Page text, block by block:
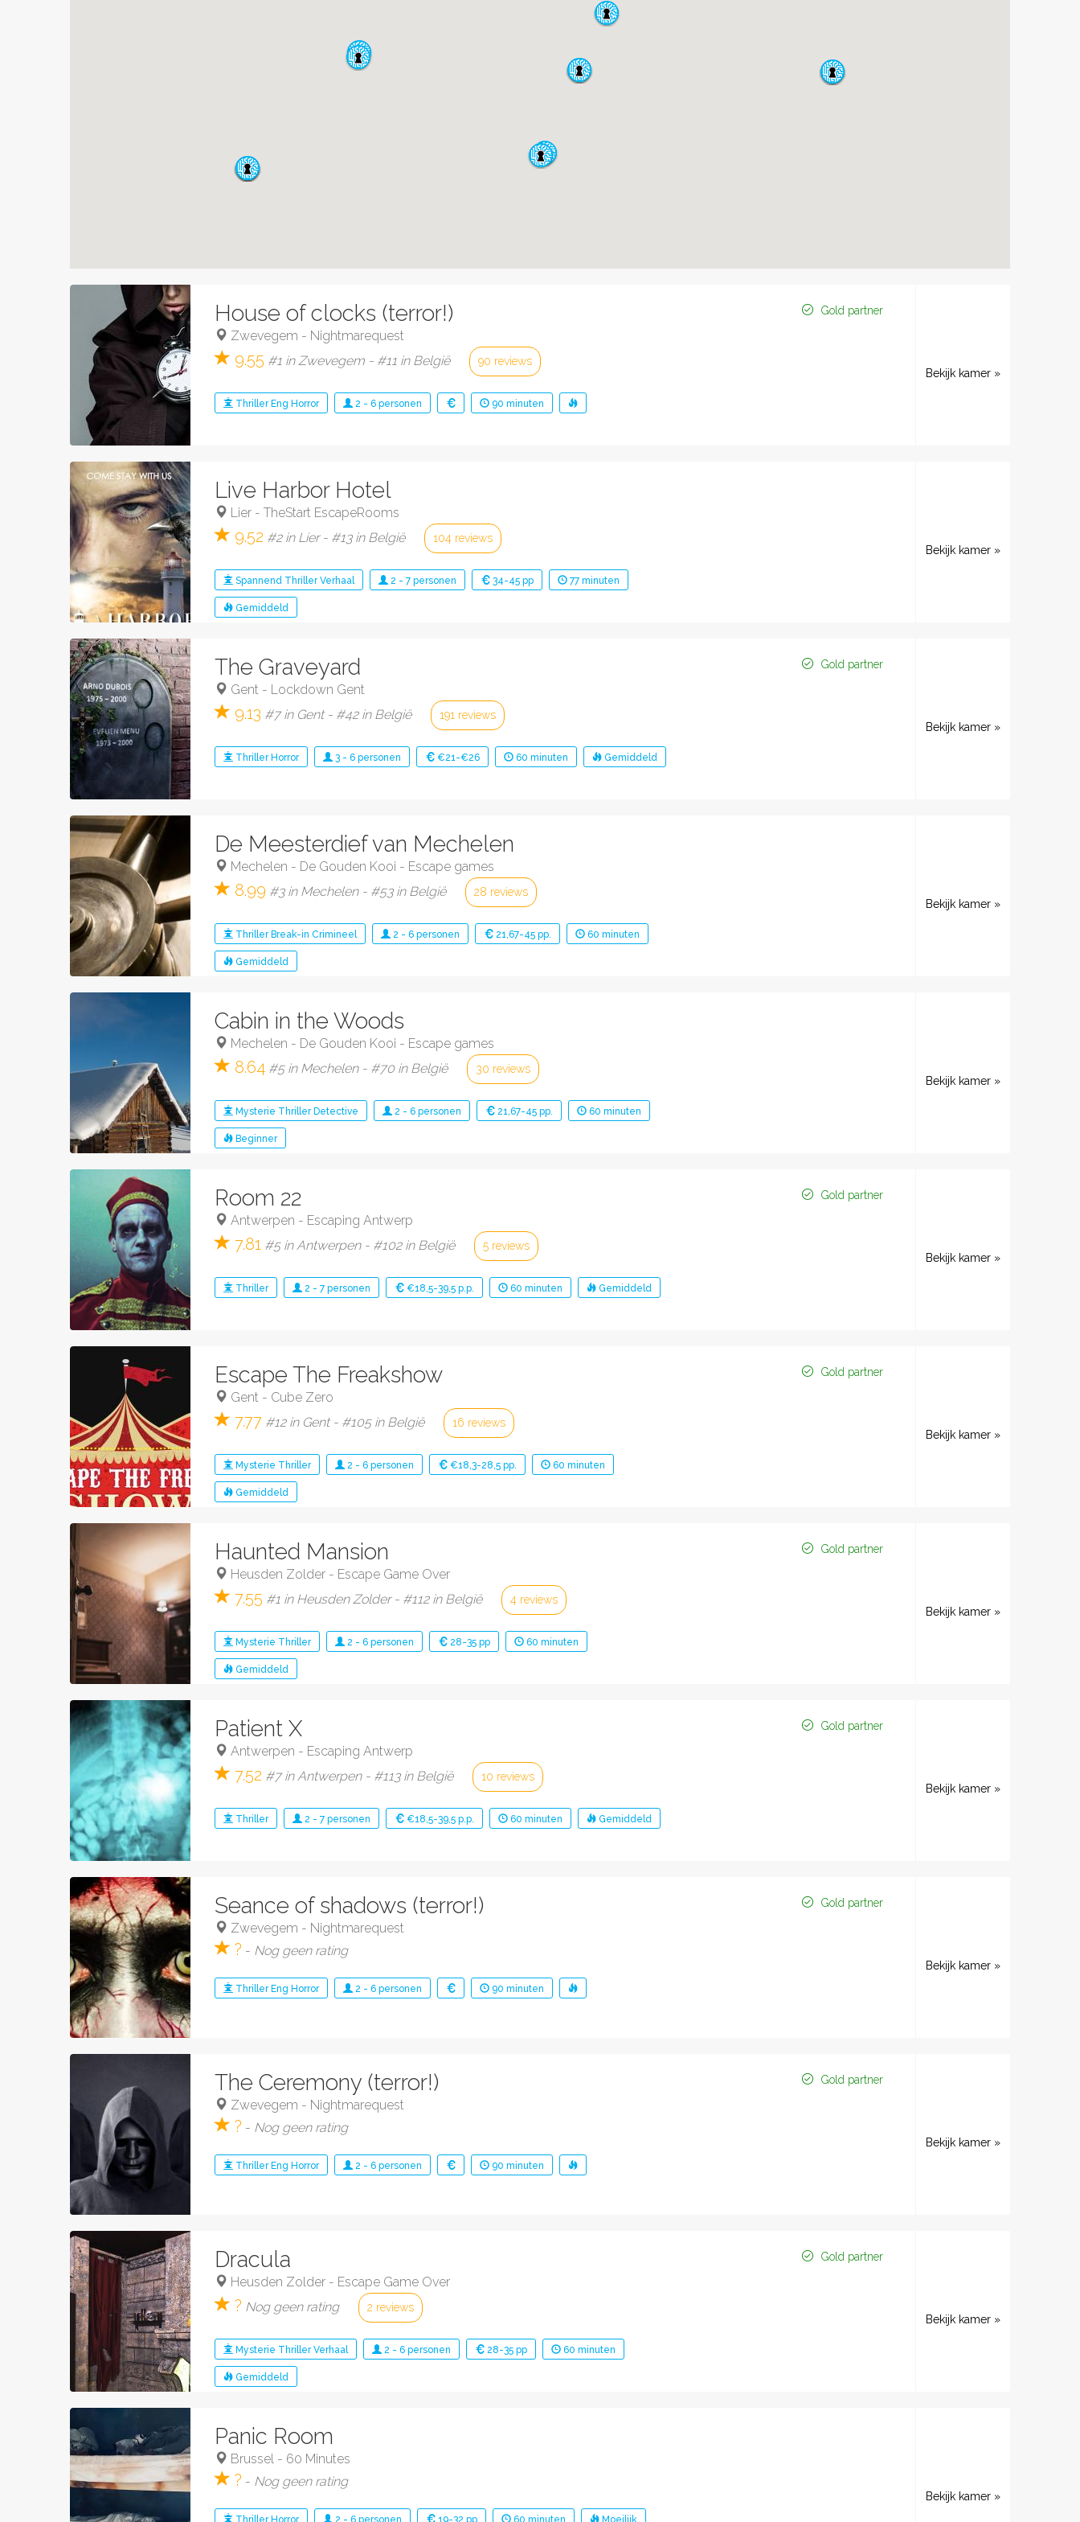
Gold partner
House of clocks (terror!)
Zwevegem - Nightmarequest
9.55 #1 in Zwevegem - #11 in België 90 reviews
Thriller Eng Horror 2 - 6 personen 90 minuten
Bekijk kamer »
Live Harbor Hotel
Lier - TheStart EscapeRooms
9.52 #2 in Lier - #13 in België 104 reviews
Spannend Thriller Verhaal 2 - 7 personen 34-45 pp 77 minuten
Gemiddeld
Bekijk kamer »
Gold partner
The Graveyard
Gent - Lockdown Gent
9.13 #7 in Gent - #42 in België 191 reviews
Thriller Horror 3 - 6 personen €21-€26 60 minuten Gemiddeld
Bekijk kamer »
De Meesterdief van Mechelen
Mechelen - De Gouden Kooi - Escape games
8.99 #3 in Mechelen - #53 in België 28 reviews
Thriller Break-in Crimineel 2 - 6 personen 21,67-45 pp. 60 minuten
Gemiddeld
Bekijk kamer »
Cabin in the Woods
Mechelen - De Gouden Kooi - Escape games
8.64 #5 in Mechelen - #70 in België 30 reviews
Mysterie Thriller Detective 2 - 6 personen 21,67-45 pp. 60 minuten
Beginner
Bekijk kamer »
Gold partner
Room 22
Antwerpen - Escaping Antwerp
7.81 #5 in Antwerpen - #102 in België 5 reviews
Thriller 2 - 7 personen €18,5-39,5 p.p. 60 minuten Gemiddeld
Bekijk kamer »
Gold partner
Escape The Freakshow
Gent - Cube Zero
7.77 #12 in Gent - #105 in België 16 reviews
Mysterie Thriller 2 - 6 personen €18,3-28,5 pp. 60 minuten
Gemiddeld
Bekijk kamer »
Gold partner
Haunted Mansion
Heusden Zolder - Escape Game Over
7.55 #1 in Heusden Zolder - #112 in België 4 reviews
Mysterie Thriller 2 - 6 personen 28-35 pp 60 minuten
Gemiddeld
Bekijk kamer »
Gold partner
Patient X
Antwerpen - Escaping Antwerp
7.52 #7 in Antwerpen - #113 in België 10 reviews
Thriller 2 - 7 personen €18,5-39,5 p.p. 60 minuten Gemiddeld
Bekijk kamer »
Gold partner
Seance of shadows (terror!)
Zwevegem - Nightmarequest
? - Nog geen rating
Thriller Eng Horror 2 - 6 personen 90 minuten
Bekijk kamer »
Gold partner
The Ceremony (terror!)
Zwevegem - Nightmarequest
? - Nog geen rating
Thriller Eng Horror 2 - 6 personen 90 minuten
Bekijk kamer »
Gold partner
Dracula
Heusden Zolder - Escape Game Over
? Nog geen rating 2 reviews
Mysterie Thriller Verhaal 2 - 6 personen 28-35 pp 60 minuten
Gemiddeld
Bekijk kamer »
Panic Room
Brussel - 60 Minutes
? - Nog geen rating
Thriller Horror 2 - 6 personen 19-32 pp 60 minuten Moeilijk
Bekijk kamer »